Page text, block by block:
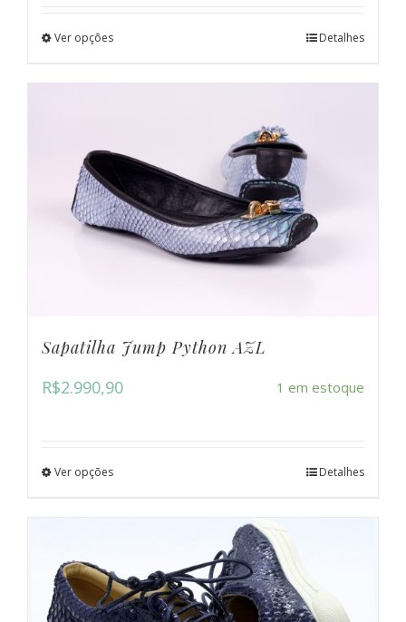
Ver opções Detalhes
Sapatilha Jump Python AZL
R$2.990,90 1 em estoque
Ver opções Detalhes